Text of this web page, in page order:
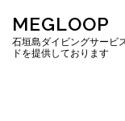
MEGLOOP
石垣島ダイビングサービ
ドを提供しております